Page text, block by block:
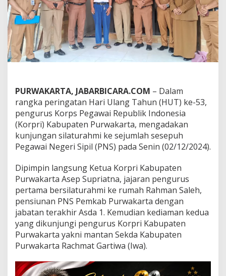
5
3
K
o
p
P
u
r
a
k
a
t
G
e
l
a
r
S
i
l
PURWAKARTA, JABARBICARA.COM – Dalam
rangka peringatan Hari Ulang Tahun (HUT) ke-53,
pengurus Korps Pegawai Republik Indonesia
(Korpri) Kabupaten Purwakarta, mengadakan
kunjungan silaturahmi ke sejumlah sesepuh
Pegawai Negeri Sipil (PNS) pada Senin (02/12/2024).
Dipimpin langsung Ketua Korpri Kabupaten
Purwakarta Asep Supriatna, jajaran pengurus
pertama bersilaturahmi ke rumah Rahman Saleh,
pensiunan PNS Pemkab Purwakarta dengan
jabatan terakhir Asda 1. Kemudian kediaman kedua
yang dikunjungi pengurus Korpri Kabupaten
Purwakarta yakni mantan Sekda Kabupaten
Purwakarta Rachmat Gartiwa (Iwa).